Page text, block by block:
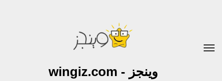
وينجز - wingiz.com